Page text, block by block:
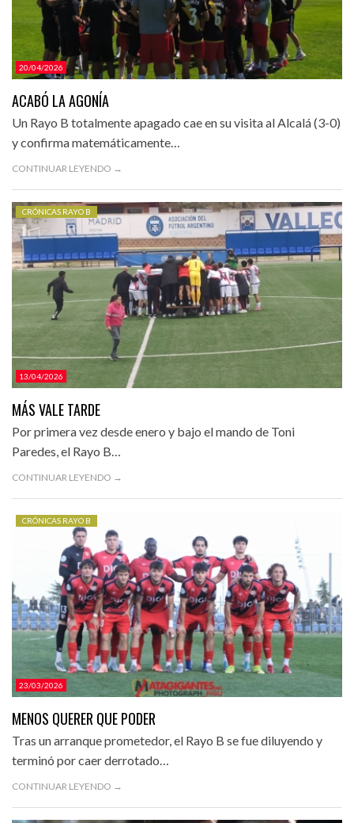
20/04/2026
ACABÓ LA AGONÍA
Un Rayo B totalmente apagado cae en su visita al Alcalá (3-0)
y confirma matemáticamente…
CONTINUAR LEYENDO →
13/04/2026
CRÓNICAS RAYO B
MÁS VALE TARDE
Por primera vez desde enero y bajo el mando de Toni
Paredes, el Rayo B…
CONTINUAR LEYENDO →
23/03/2026
CRÓNICAS RAYO B
MENOS QUERER QUE PODER
Tras un arranque prometedor, el Rayo B se fue diluyendo y
terminó por caer derrotado…
CONTINUAR LEYENDO →